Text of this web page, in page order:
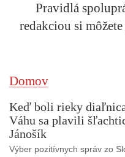
Pravidlá
redakciou si
Domov
Keď boli rieky
Váhu sa plavili
Jánošík
Výber pozitívnych správ zo